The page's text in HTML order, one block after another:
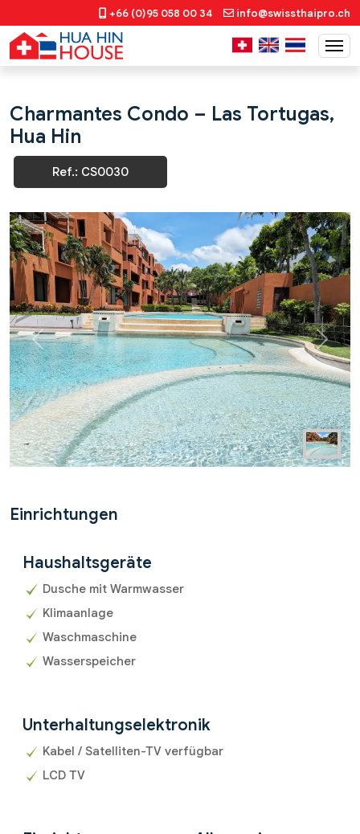
+66 (0)95 058 00 34 info@swissthaipro.ch
Charmantes Condo – Las Tortugas,
Hua Hin
Ref.: CS0030
Previous Next
Einrichtungen
Haushaltsgeräte
Dusche mit Warmwasser
Klimaanlage
Waschmaschine
Wasserspeicher
Unterhaltungselektronik
Kabel / Satelliten-TV verfügbar
LCD TV